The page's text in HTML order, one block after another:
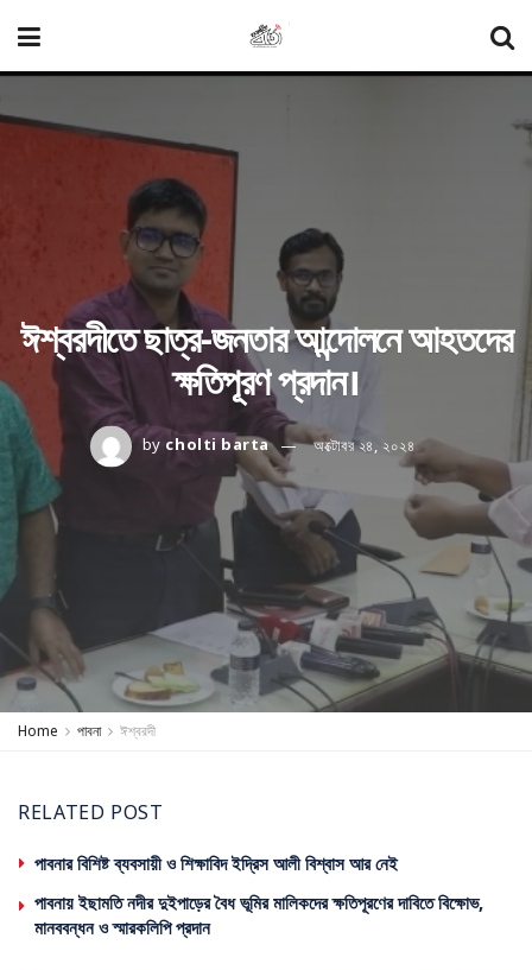
ঈশ্বরদীতে ছাত্র-জনতার আন্দোলনে আহতদের
ক্ষতিপূরণ প্রদান।
by cholti barta অক্টোবর ২৪, ২০২৪
Home পাবনা ঈশ্বরদী
RELATED POST
পাবনার বিশিষ্ট ব্যবসায়ী ও শিক্ষাবিদ ইদ্রিস আলী বিশ্বাস আর নেই
পাবনায় ইছামতি নদীর দুইপাড়ের বৈধ ভূমির মালিকদের ক্ষতিপূরণের দাবিতে বিক্ষোভ,
মানববন্ধন ও স্মারকলিপি প্রদান